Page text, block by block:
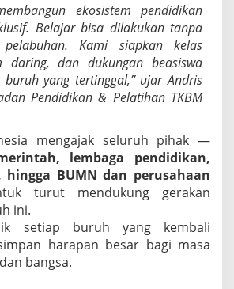
ekosistem pendidikan
Belajar bisa dilakukan tanpa
pelabuhan. Kami siapkan kelas
daring, dan dukungan beasiswa
yang tertinggal,” ujar Andris
Pendidikan & Pelatihan TKBM
mengajak seluruh pihak —
lembaga pendidikan,
BUMN dan perusahaan
turut mendukung gerakan
ini.
setiap buruh yang kembali
harapan besar bagi masa
bangsa.